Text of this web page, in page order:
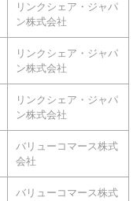
リンクシェア・ジャパ
ン株式会社
リンクシェア・ジャパ
ン株式会社
リンクシェア・ジャパ
ン株式会社
バリューコマース株式
会社
バリューコマース株式